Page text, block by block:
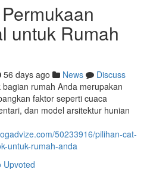
untuk Rumah
56 days ago News
Discuss
rumah Anda merupakan
faktor seperti cuaca
dan model arsitektur hunian
50233916/pilihan-cat-
untuk-rumah-anda
Upvoted